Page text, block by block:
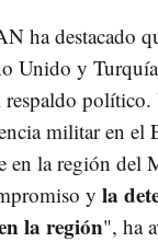
ha destacado
Unido y
respaldo
militar en el
en la región del
y la
la región", ha